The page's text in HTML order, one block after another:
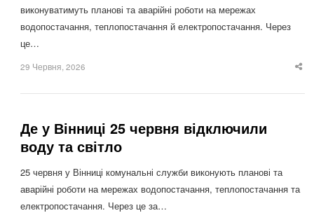
виконуватимуть планові та аварійні роботи на мережах
водопостачання, теплопостачання й електропостачання. Через
це…
29 Червня, 2026
Де у Вінниці 25 червня відключили
воду та світло
25 червня у Вінниці комунальні служби виконують планові та
аварійні роботи на мережах водопостачання, теплопостачання та
електропостачання. Через це за…